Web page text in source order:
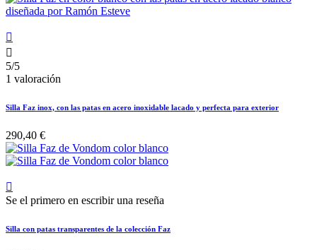


5/5
1 valoración
Silla Faz inox, con las patas en acero inoxidable lacado y perfecta para exterior
290,40 €

Se el primero en escribir una reseña
Silla con patas transparentes de la colección Faz